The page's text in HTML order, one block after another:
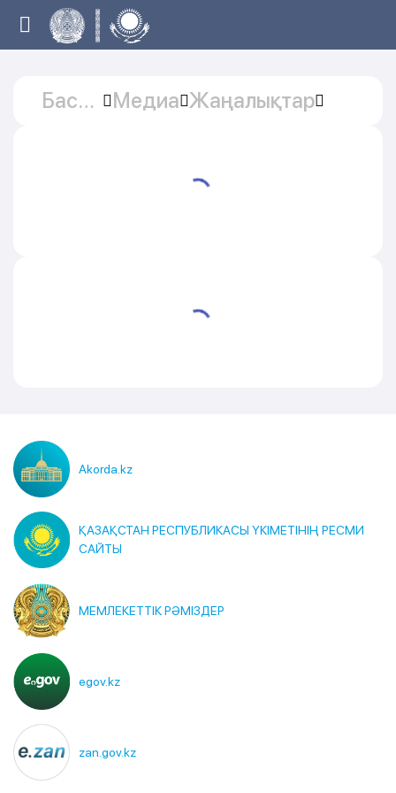
Басты
Медиа Жаңалықтар
Akorda.kz
ҚАЗАҚСТАН РЕСПУБЛИКАСЫ ҮКІМЕТІНІҢ РЕСМИ
САЙТЫ
МЕМЛЕКЕТТІК РӘМІЗДЕР
egov.kz
zan.gov.kz